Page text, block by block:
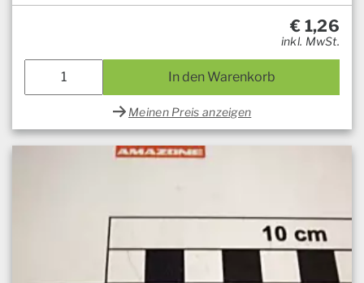
€ 1,26
inkl. MwSt.
In den Warenkorb
Meinen Preis anzeigen